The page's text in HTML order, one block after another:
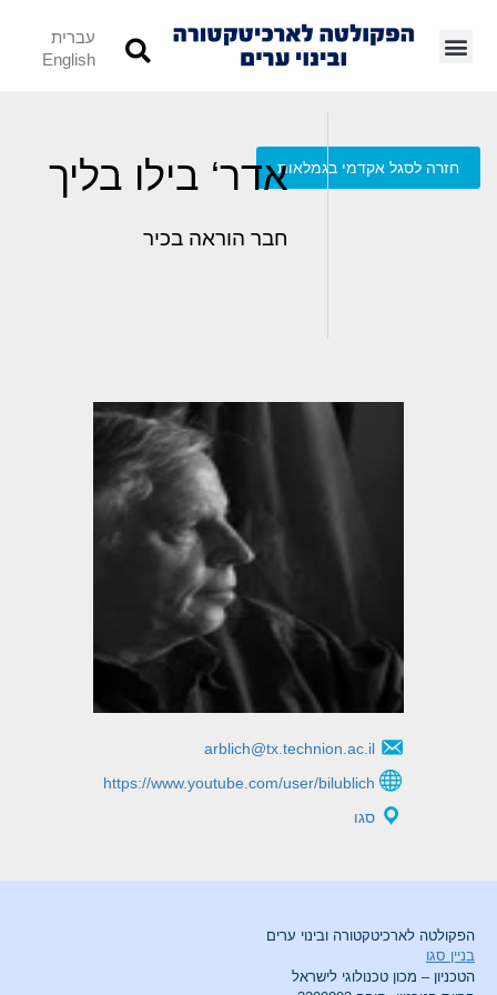
עברית
English
חזרה לסגל אקדמי בגמלאותאדר‘ בילו בליך
חבר הוראה בכיר
arblich@tx.technion.ac.il
https://www.youtube.com/user/bilublich
סגו
הפקולטה לארכיטקטורה ובינוי ערים
בניין סגו
הטכניון – מכון טכנולוגי לישראל